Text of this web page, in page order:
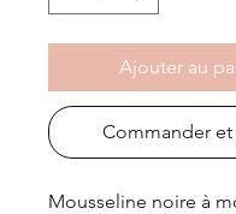
Ajouter au
Commander et
Mousseline noire à